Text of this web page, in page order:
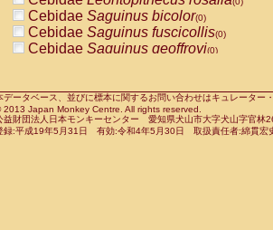
CercopithecidaeCercocebus
CercopithecidaeCercocebus
CercopithecidaeCercocebushybrid
CercopithecidaePapio anubis(0)
CercopithecidaePapio cynocephalus
CercopithecidaePapio hamadryas(0)
Cebidae Saguinus bicolor(0)
Cebidae Saguinus fuscicollis(0)
Cebidae Saguinus geoffroyi(0)
CebidaeSaguinus leucopus(0)
CebidaeSaguinus midas(0)
Cebidae Saguinus mystax(0)
データベース、並びに標本に関するお問い合わせはキュレータ
2013 Japan Monkey Centre. All rights reserved.
益財団法人日本モンキーセンター 愛知県犬山市大字犬山字官
録:平成19年5月31日 有効:令和4年5月30日 取扱責任者:綿貫宏